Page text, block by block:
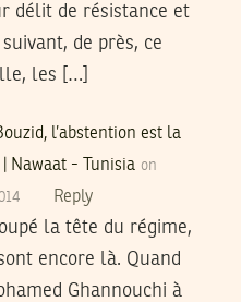
délit de résistance et
de près, ce
les […]
l’abstention est la
Nawaat - Tunisia on
Reply
la tête du régime,
encore là. Quand
Ghannouchi à